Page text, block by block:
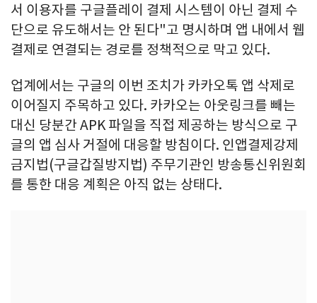
서 이용자를 구글플레이 결제 시스템이 아닌 결제 수
단으로 유도해서는 안 된다"고 명시하며 앱 내에서 웹
결제로 연결되는 경로를 정책적으로 막고 있다.
업계에서는 구글의 이번 조치가 카카오톡 앱 삭제로
이어질지 주목하고 있다. 카카오는 아웃링크를 빼는
대신 당분간 APK 파일을 직접 제공하는 방식으로 구
글의 앱 심사 거절에 대응할 방침이다. 인앱결제강제
금지법(구글갑질방지법) 주무기관인 방송통신위원회
를 통한 대응 계획은 아직 없는 상태다.